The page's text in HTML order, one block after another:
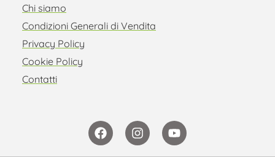
Chi siamo
Condizioni Generali di Vendita
Privacy Policy
Cookie Policy
Contatti